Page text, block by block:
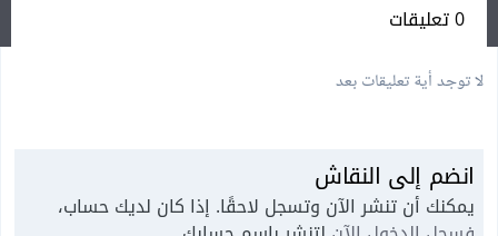
0 تعليقات
لا توجد أية تعليقات بعد
انضم إلى النقاش
يمكنك أن تنشر الآن وتسجل لاحقًا. إذا كان لديك حساب،